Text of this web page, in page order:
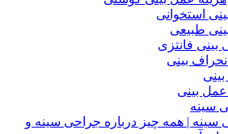
استخوانی
طبیعی
بینی فانتزی
بینی
عمل بینی
سینه
سینه | همه چیز درباره جراحی سینه و